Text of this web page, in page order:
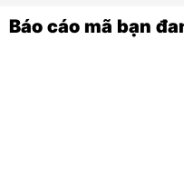
Báo cáo mã bạn